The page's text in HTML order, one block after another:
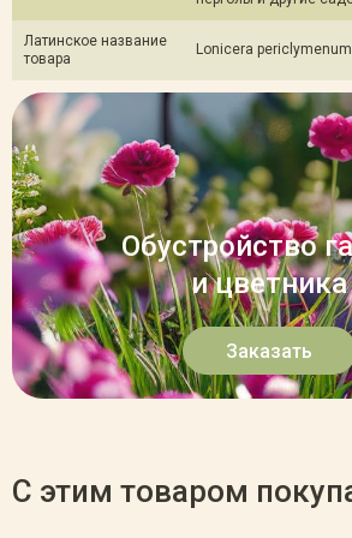
Латинское название
товара
Lonicera
Обустройство
и цветника
Заказать
С этим товаром